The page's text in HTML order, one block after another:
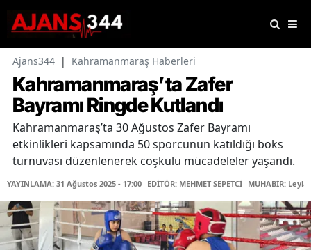
Ajans344 | Kahramanmaraş Haberleri
Kahramanmaraş’ta Zafer
Bayramı Ringde Kutlandı
Kahramanmaraş’ta 30 Ağustos Zafer Bayramı
etkinlikleri kapsamında 50 sporcunun katıldığı boks
turnuvası düzenlenerek coşkulu mücadeleler yaşandı.
YAYINLAMA: 31 Ağustos 2025 - 17:00 EDİTÖR: MEHMET SEPETCİ MUHABİR: Leyla